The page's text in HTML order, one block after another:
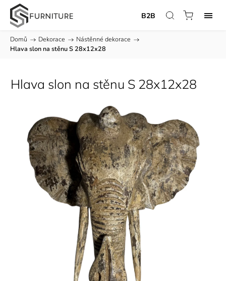
B2B
Domů / Dekorace / Nástěnné dekorace /
Hlava slon na stěnu S 28x12x28
Hlava slon na stěnu S 28x12x28